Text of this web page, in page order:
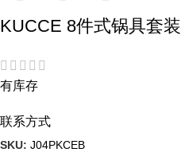
KUCCE 8件式锅具套装
有库存
联系方式
SKU: J04PKCEB